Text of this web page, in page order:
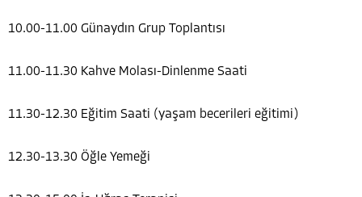
10.00-11.00 Günaydın Grup Toplantısı
11.00-11.30 Kahve Molası-Dinlenme Saati
11.30-12.30 Eğitim Saati (yaşam becerileri eğitimi)
12.30-13.30 Öğle Yemeği